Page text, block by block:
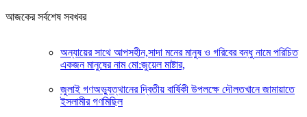
আজকের সর্বশেষ সবখবর
অন্যায়ের সাথে আপসহীন,সাদা মনের মানুষ ও গরিবের বন্ধু নামে পরিচিত
একজন মানুষের নাম মো:জুয়েল মাষ্টার,
জুলাই গণঅভ্যুত্থানের দ্বিতীয় বার্ষিকী উপলক্ষে দৌলতখানে জামায়াতে
ইসলামীর গণমিছিল